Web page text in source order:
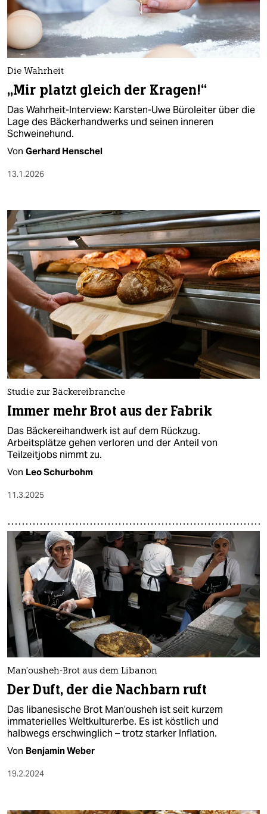
wahrheit
verlag
verlag
veranstaltungen
shop
fragen & hilfe
abo
genossenschaft
epaper login
Die Wahrheit
„Mir platzt gleich der Kragen!“
Das Wahrheit-Interview: Karsten-Uwe Büroleiter über die
Lage des Bäckerhandwerks und seinen inneren
Schweinehund.
Von Gerhard Henschel
13.1.2026
Studie zur Bäckereibranche
Immer mehr Brot aus der Fabrik
Das Bäckereihandwerk ist auf dem Rückzug.
Arbeitsplätze gehen verloren und der Anteil von
Teilzeitjobs nimmt zu.
Von Leo Schurbohm
11.3.2025
Man’ousheh-Brot aus dem Libanon
Der Duft, der die Nachbarn ruft
Das libanesische Brot Man’ousheh ist seit kurzem
immaterielles Weltkulturerbe. Es ist köstlich und
halbwegs erschwinglich – trotz starker Inflation.
Von Benjamin Weber
19.2.2024